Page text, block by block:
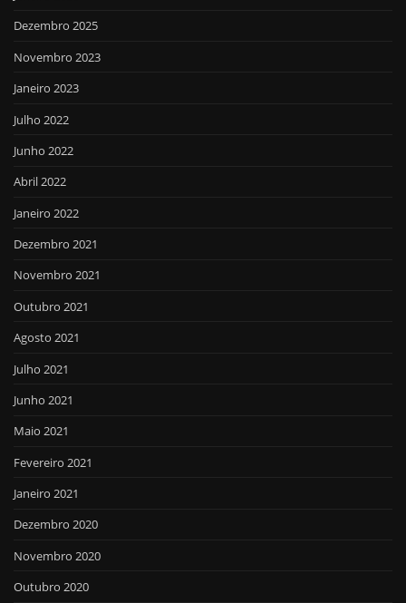
Dezembro 2025
Novembro 2023
Janeiro 2023
Julho 2022
Junho 2022
Abril 2022
Janeiro 2022
Dezembro 2021
Novembro 2021
Outubro 2021
Agosto 2021
Julho 2021
Junho 2021
Maio 2021
Fevereiro 2021
Janeiro 2021
Dezembro 2020
Novembro 2020
Outubro 2020